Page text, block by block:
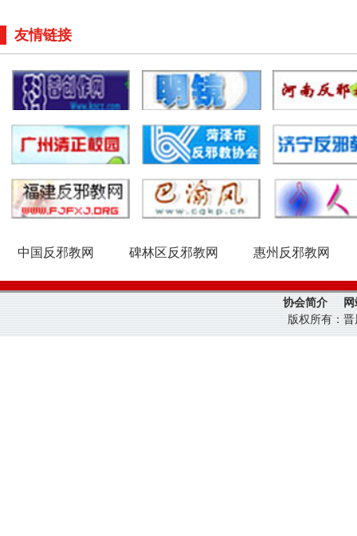
友情链接
中国反邪教网 碑林区反邪教网 惠州反邪教网
协会简介
版权所有：